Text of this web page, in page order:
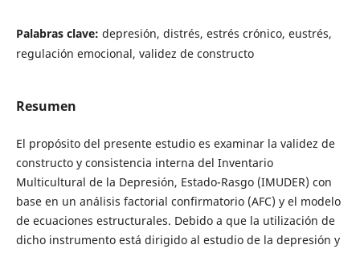
Palabras clave: depresión, distrés, estrés crónico, eustrés,
regulación emocional, validez de constructo
Resumen
El propósito del presente estudio es examinar la validez de
constructo y consistencia interna del Inventario
Multicultural de la Depresión, Estado-Rasgo (IMUDER) con
base en un análisis factorial confirmatorio (AFC) y el modelo
de ecuaciones estructurales. Debido a que la utilización de
dicho instrumento está dirigido al estudio de la depresión y